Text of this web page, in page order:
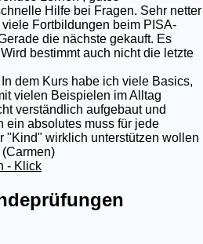
Hilfe bei Fragen. Sehr netter
Fortbildungen beim PISA-
die nächste gekauft. Es
bestimmt auch nicht die letzte
dem Kurs habe ich viele Basics,
vielen Beispielen im Alltag
verständlich aufgebaut und
ein absolutes muss für jede
"Kind" wirklich unterstützen wollen
- Klick